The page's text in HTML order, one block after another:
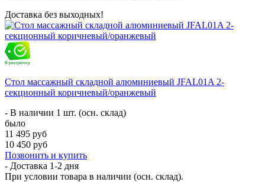
Доставка без выходных!
Стол массажный складной алюминиевый JFAL01A 2-
секционный коричневый/оранжевый
- В наличии 1 шт. (осн. склад)
было
11 495 руб
10 450 руб
Позвонить и купить
- Доставка 1-2 дня
При условии товара в наличии (осн. склад).